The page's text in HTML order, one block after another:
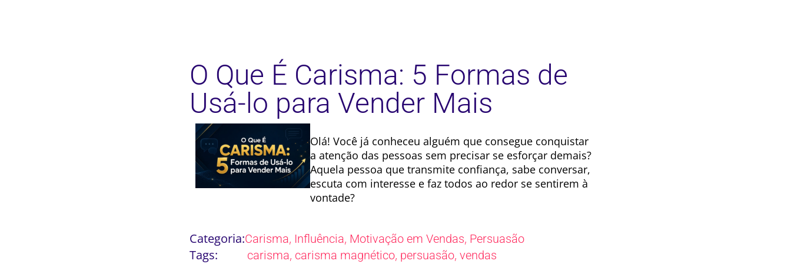
O Que É Carisma: 5 Formas de
Usá-lo para Vender Mais
Olá! Você já conheceu alguém que consegue conquistar
a atenção das pessoas sem precisar se esforçar demais?
Aquela pessoa que transmite confiança, sabe conversar,
escuta com interesse e faz todos ao redor se sentirem à
vontade?
Categoria:Carisma, Influência, Motivação em Vendas, Persuasão
Tags: carisma, carisma magnético, persuasão, vendas